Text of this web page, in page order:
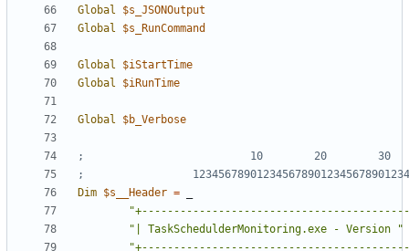
Global
$s_JSONOutput
Global
$s_RunCommand
Global
$iStartTime
Global
$iRunTime
Global $b_Verbose
Dim $s__Header =
"| TaskSchedulderMonitoring.exe - Version "